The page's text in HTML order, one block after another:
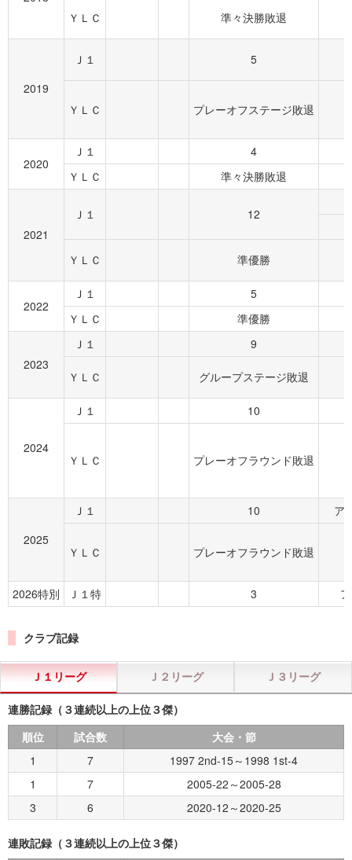
ＹＬＣ
準々決勝敗退
2019
Ｊ１ 5
ＹＬＣ プレーオフステージ敗退
2020
Ｊ１
4
ＹＬＣ
準々決勝敗退
2021
Ｊ１ 12
ＹＬＣ 準優勝
2022
Ｊ１
5
ＹＬＣ
準優勝
2023
Ｊ１ 9
ＹＬＣ グループステージ敗退
2024
Ｊ１ 10
ＹＬＣ プレーオフラウンド敗退
2025
Ｊ１ 10 ア
ＹＬＣ プレーオフラウンド敗退
2026特別 Ｊ１特 3
クラブ記録
Ｊ１リーグ Ｊ２リーグ Ｊ３リーグ
連勝記録（３連続以上の上位３傑）
順位
試合数
大会・節
1
7
1997 2nd-15～1998 1st-4
1
7
2005-22～2005-28
3
6 2020-12～2020-25
連敗記録（３連続以上の上位３傑）